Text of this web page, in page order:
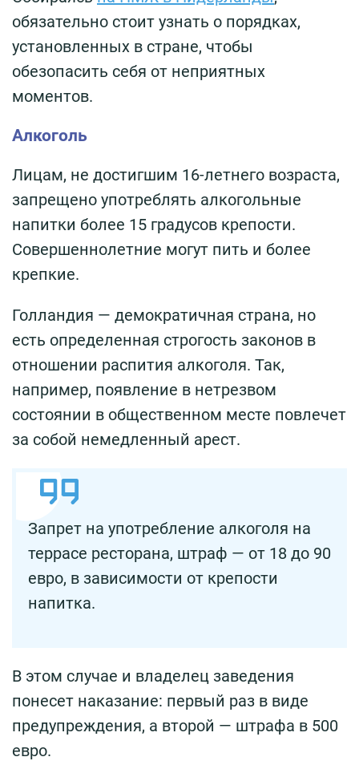
обязательно стоит узнать о порядках,
установленных в стране, чтобы
обезопасить себя от неприятных
моментов.
Алкоголь
Лицам, не достигшим 16-летнего возраста,
запрещено употреблять алкогольные
напитки более 15 градусов крепости.
Совершеннолетние могут пить и более
крепкие.
Голландия — демократичная страна, но
есть определенная строгость законов в
отношении распития алкоголя. Так,
например, появление в нетрезвом
состоянии в общественном месте повлечет
за собой немедленный арест.
Запрет на употребление алкоголя на
террасе ресторана, штраф — от 18 до 90
евро, в зависимости от крепости
напитка.
В этом случае и владелец заведения
понесет наказание: первый раз в виде
предупреждения, а второй — штрафа в 500
евро.